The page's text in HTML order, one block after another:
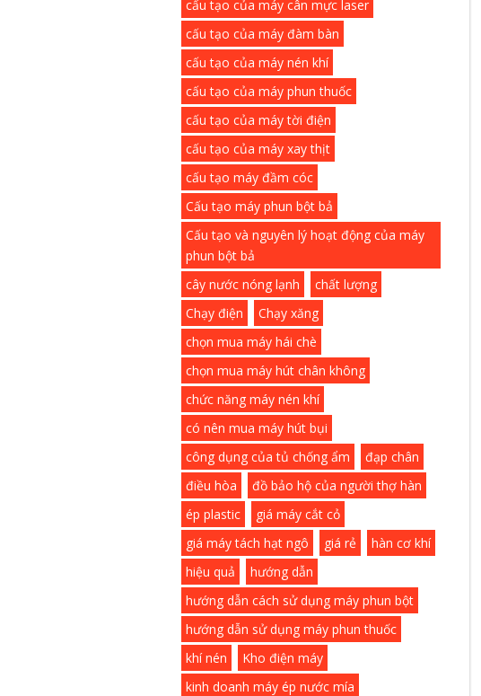
cấu tạo của máy cân mực laser
cấu tạo của máy đàm bàn
cấu tạo của máy nén khí
cấu tạo của máy phun thuốc
cấu tạo của máy tời điện
cấu tạo của máy xay thịt
cấu tạo máy đầm cóc
Cấu tạo máy phun bột bả
Cấu tạo và nguyên lý hoạt động của máy
phun bột bả
cây nước nóng lạnh
chất lượng
Chạy điện
Chạy xăng
chọn mua máy hái chè
chọn mua máy hút chân không
chức năng máy nén khí
có nên mua máy hút bụi
công dụng của tủ chống ẩm
đạp chân
điều hòa
đồ bảo hộ của người thợ hàn
ép plastic
giá máy cắt cỏ
giá máy tách hạt ngô
giá rẻ
hàn cơ khí
hiệu quả
hướng dẫn
hướng dẫn cách sử dụng máy phun bột
hướng dẫn sử dụng máy phun thuốc
khí nén
Kho điện máy
kinh doanh máy ép nước mía